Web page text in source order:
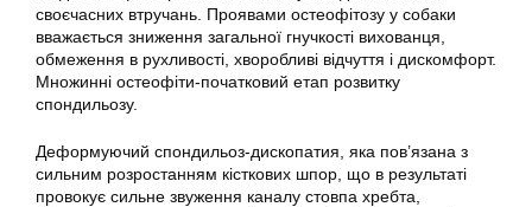
своєчасних втручань. Проявами остеофітозу у собаки
вважається зниження загальної гнучкості вихованця,
обмеження в рухливості, хворобливі відчуття і дискомфорт.
Множинні остеофіти-початковий етап розвитку
спондильозу.
Деформуючий спондильоз-дископатия, яка пов’язана з
сильним розростанням кісткових шпор, що в результаті
провокує сильне звуження каналу стовпа хребта,